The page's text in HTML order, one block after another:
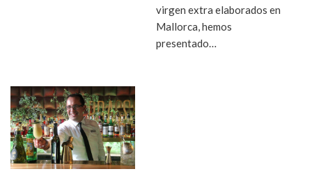
virgen extra elaborados en
Mallorca, hemos
presentado…